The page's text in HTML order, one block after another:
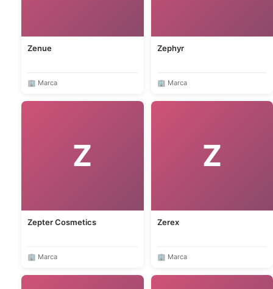
Zenue
🏢 Marca
Zephyr
🏢 Marca
Z
Zepter Cosmetics
🏢 Marca
Z
Zerex
🏢 Marca